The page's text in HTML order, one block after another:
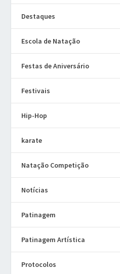
Destaques
Escola de Natação
Festas de Aniversário
Festivais
Hip-Hop
karate
Natação Competição
Notícias
Patinagem
Patinagem Artística
Protocolos